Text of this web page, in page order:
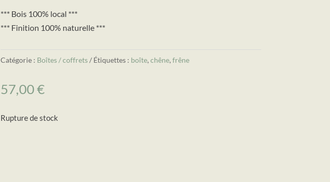
*** Bois 100% local ***
*** Finition 100% naturelle ***
Catégorie : Boîtes / coffrets Étiquettes : boîte, chêne, frêne
57,00€
Rupture de stock